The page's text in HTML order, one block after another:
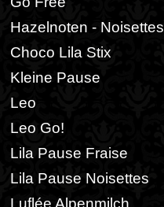
Hazelnoten - Noisettes
Choco Lila Stix
Kleine Pause
Leo
Leo Go!
Lila Pause Fraise
Lila Pause Noisettes
Luflée Alpenmilch